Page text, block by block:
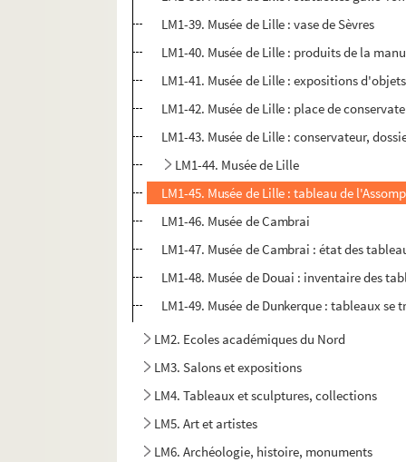
LM1-39. Musée de Lille : vase de Sèvres
LM1-40. Musée de Lille : produits de la
LM1-41. Musée de Lille : expositions
LM1-42. Musée de Lille : place de
LM1-43. Musée de Lille : conservateur,
LM1-44. Musée de Lille
LM1-45. Musée de Lille : tableau de
LM1-46. Musée de Cambrai
LM1-47. Musée de Cambrai : état des
LM1-48. Musée de Douai : inventaire des
LM1-49. Musée de Dunkerque : tableaux
LM2. Ecoles académiques du Nord
LM3. Salons et expositions
LM4. Tableaux et sculptures, collections
LM5. Art et artistes
LM6. Archéologie, histoire, monuments